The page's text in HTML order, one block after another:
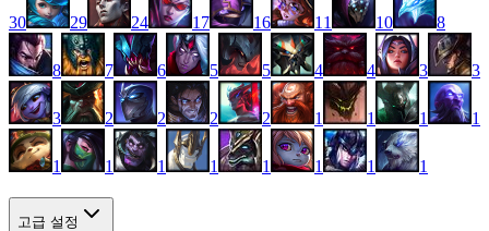
30 29 24 17 16 11 10 8
8 7 6 5 5 4 4 3 3
3 2 2 2 2 1 1 1 1
1 1 1 1 1 1 1 1
고급 설정